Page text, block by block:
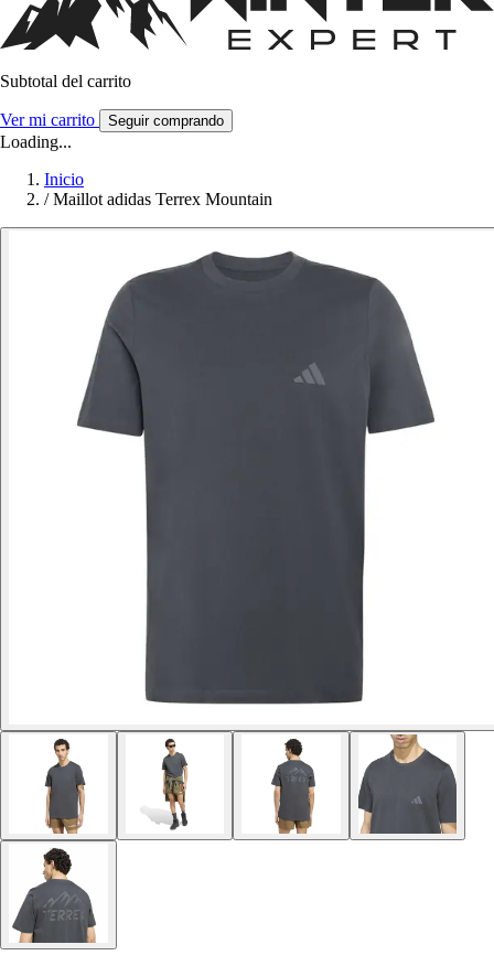
Subtotal del carrito
Ver mi carrito Seguir comprando
Loading...
Inicio
/ Maillot adidas Terrex Mountain